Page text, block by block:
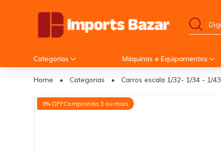
Categorias Máquinas e Equipamentos
Home • Categorias • Carros escala 1/32- 1/34 - 1/43
3% OFFComprando 3 ou mais